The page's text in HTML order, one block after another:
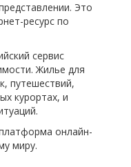
Это
ресурс по
сервис
Жилье для
путешествий,
курортах, и
онлайн-
миру.